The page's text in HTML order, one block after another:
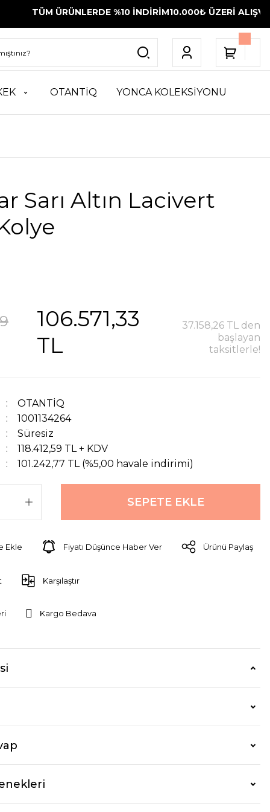
ÜRÜNLERDE %10 İNDİRİM10.000₺ ÜZERİ
OTANTİQ YONCA KOLEKSİYONU
Sarı Altın Lacivert
106.571,33
TL
37.158,26 TL den
başlayan
taksitlerle!
OTANTİQ
1001134264
Süresiz
118.412,59 TL + KDV
101.242,77 TL (%5,00 havale indirimi)
SEPETE EKLE
Fiyatı Düşünce Haber Ver Ürünü Paylaş
Karşılaştır
Kargo Bedava